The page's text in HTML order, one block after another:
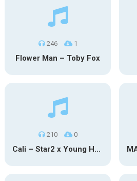
246 1
Flower Man – Toby Fox
210 0
Cali – Star2 x Young Henny